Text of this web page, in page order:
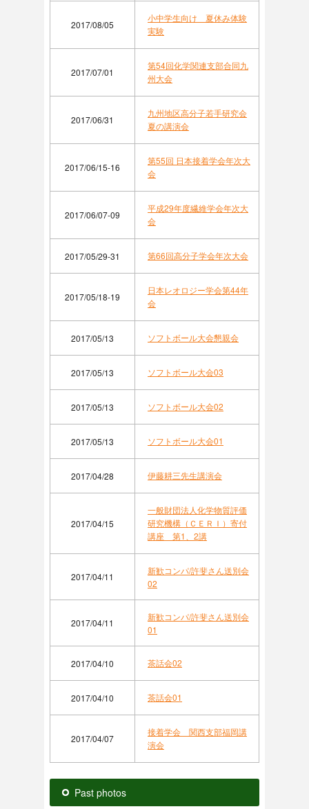
2017/08/05
小中学生向け 夏休み体験
実験
2017/07/01
第54回化学関連支部合同九
州大会
2017/06/31
九州地区高分子若手研究会
夏の講演会
2017/06/15-16
第55回 日本接着学会年次大
会
2017/06/07-09
平成29年度繊維学会年次大
会
2017/05/29-31 第66回高分子学会年次大会
2017/05/18-19
日本レオロジー学会第44年
会
2017/05/13 ソフトボール大会懇親会
2017/05/13 ソフトボール大会03
2017/05/13 ソフトボール大会02
2017/05/13 ソフトボール大会01
2017/04/28 伊藤耕三先生講演会
2017/04/15
一般財団法人化学物質評価
研究機構（ＣＥＲＩ）寄付
講座 第1、2講
2017/04/11
新歓コンパ/許斐さん送別会
02
2017/04/11
新歓コンパ/許斐さん送別会
01
2017/04/10 茶話会02
2017/04/10 茶話会01
2017/04/07
接着学会 関西支部福岡講
演会
Past photos